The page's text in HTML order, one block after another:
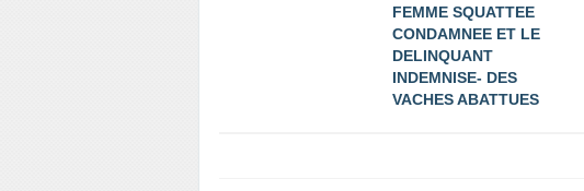
FEMME SQUATTEE
CONDAMNEE ET LE
DELINQUANT
INDEMNISE- DES
VACHES ABATTUES